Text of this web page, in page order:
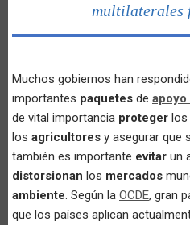
multilaterales
Muchos gobiernos han
importantes paquetes de
de vital importancia proteger los
los agricultores y asegurar que
también es importante evitar un
distorsionan los mercados
ambiente. Según la OCDE, gran
que los países aplican